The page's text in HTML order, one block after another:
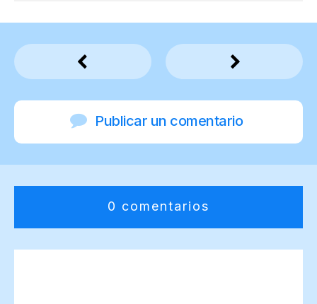
Publicar un comentario
0 comentarios